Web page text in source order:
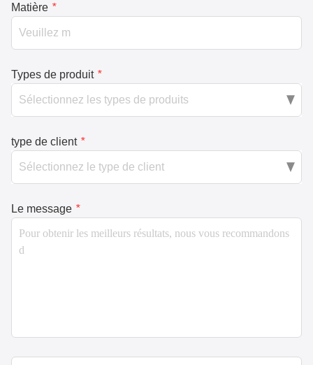
Matière *
Types de produit *
type de client *
Le message *